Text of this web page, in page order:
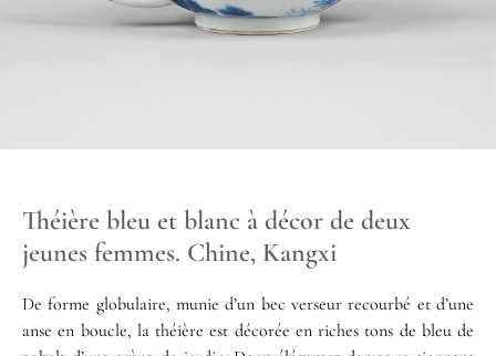
Théière bleu et blanc à décor de deux
jeunes femmes. Chine, Kangxi
De forme globulaire, munie d’un bec verseur recourbé et d’une
anse en boucle, la théière est décorée en riches tons de bleu de